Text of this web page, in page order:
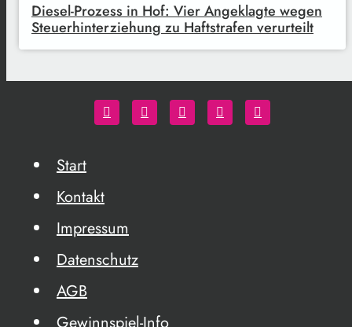
Diesel-Prozess in Hof: Vier Angeklagte wegen
Steuerhinterziehung zu Haftstrafen verurteilt
Start
Kontakt
Impressum
Datenschutz
AGB